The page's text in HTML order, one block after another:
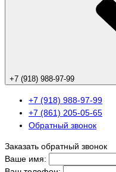
+7 (918) 988-97-99
+7 (918) 988-97-99
+7 (861) 205-05-65
Обратный звонок
Заказать обратный звонок
Ваше имя: